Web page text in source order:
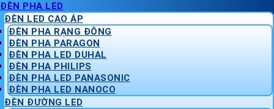
ĐÈN PHA LED
ĐÈN LED CAO ÁP
ĐÈN PHA RẠNG ĐÔNG
ĐÈN PHA PARAGON
ĐÈN PHA LED DUHAL
ĐÈN PHA PHILIPS
ĐÈN PHA LED PANASONIC
ĐÈN PHA LED NANOCO
ĐÈN ĐƯỜNG LED